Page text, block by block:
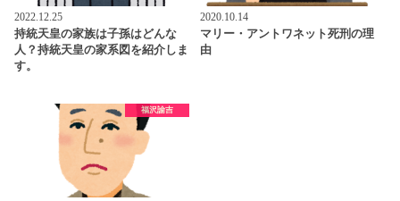
2022.12.25
持統天皇の家族は子孫はどんな
人？持統天皇の家系図を紹介しま
す。
2020.10.14
マリー・アントワネット死刑の理
由
福沢諭吉